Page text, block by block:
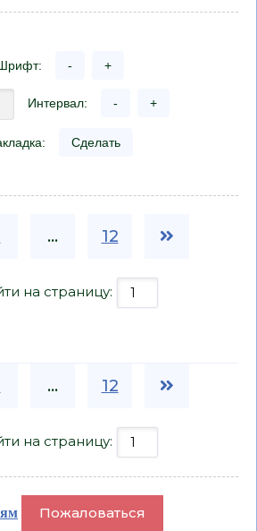
- +
Интервал: - +
Сделать
... 12
на страницу:
... 12
на страницу:
Пожаловаться